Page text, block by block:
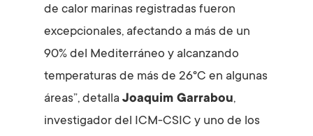
de calor marinas registradas fueron
excepcionales, afectando a más de un
90% del Mediterráneo y alcanzando
temperaturas de más de 26ºC en algunas
áreas”, detalla Joaquim Garrabou,
investigador del ICM-CSIC y uno de los